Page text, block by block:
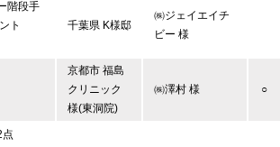
階段手
ト
千葉県 K様邸
㈱ジェイエイチ
ビー 様
京都市 福島
クリニック
様(東洞院)
㈱澤村 様 ○
点